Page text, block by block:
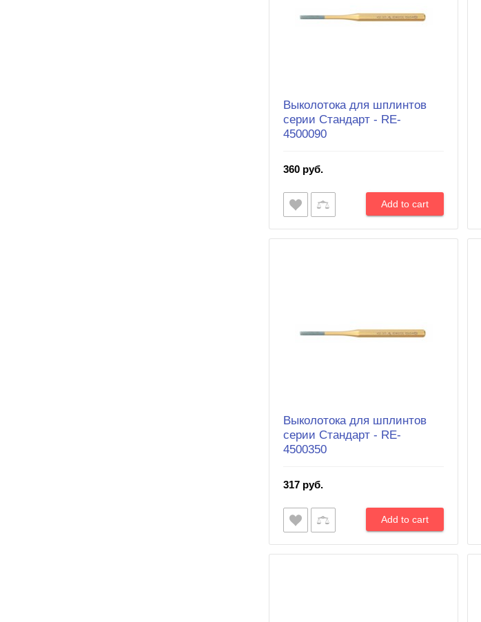
Выколотока для шплинтов
серии Cтандарт - RE-
4500090
360 руб.
Выколотока для шплинтов
серии Cтандарт - RE-
4500350
317 руб.